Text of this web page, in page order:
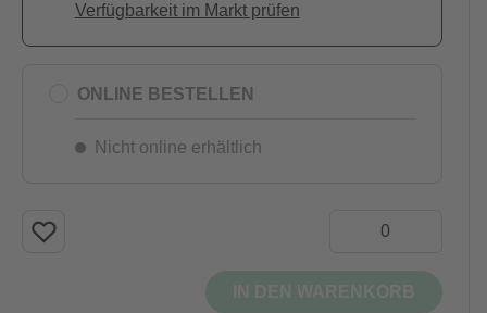
Verfügbarkeit im Markt prüfen
ONLINE BESTELLEN
Nicht online erhältlich